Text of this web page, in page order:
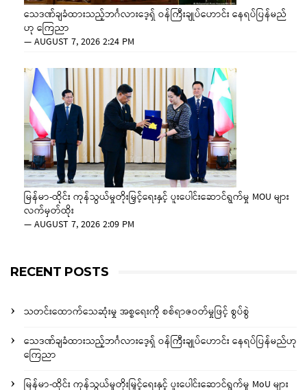
သေဒဏ်ချခံထားသည့်ဘင်္ဂလားဒေ့ရှ် ဝန်ကြီးချုပ်ဟောင်း နေရပ်ပြန်မည်
ဟု ကြေညာ
—AUGUST 7, 2026 2:24 PM
မြန်မာ-ထိုင်း ကုန်သွယ်မှုတိုးမြှင့်ရေးနှင့် ပူးပေါင်းဆောင်ရွက်မှု MOU များ
လက်မှတ်ထိုး
—AUGUST 7, 2026 2:09 PM
RECENT POSTS
သတင်းထောက်သေဆုံးမှု အစ္စရေးကို စစ်ရာဇဝတ်မှုဖြင့် စွပ်စွဲ
သေဒဏ်ချခံထားသည့်ဘင်္ဂလားဒေ့ရှ် ဝန်ကြီးချုပ်ဟောင်း နေရပ်ပြန်မည်ဟု
ကြေညာ
မြန်မာ-ထိုင်း ကုန်သွယ်မှုတိုးမြှင့်ရေးနှင့် ပူးပေါင်းဆောင်ရွက်မှု MoU များ